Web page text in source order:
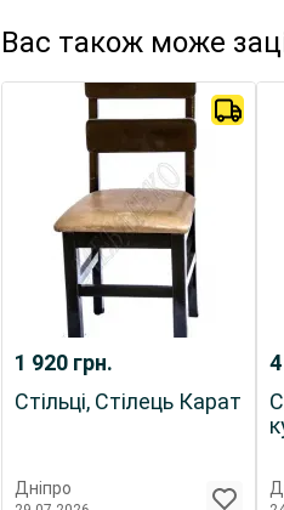
Вас також може
1 920 грн.
Стільці, Стілець Карат
Дніпро